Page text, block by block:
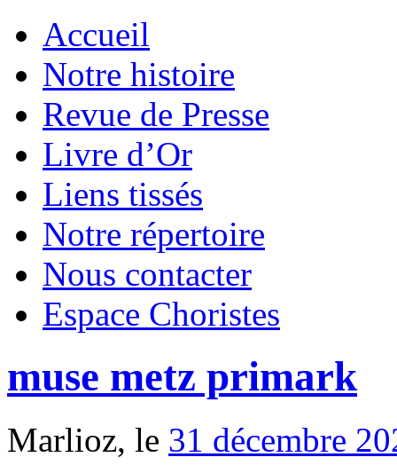
Accueil
Notre histoire
Revue de Presse
Livre d’Or
Liens tissés
Notre répertoire
Nous contacter
Espace Choristes
muse metz primark
Marlioz, le 31 décembre